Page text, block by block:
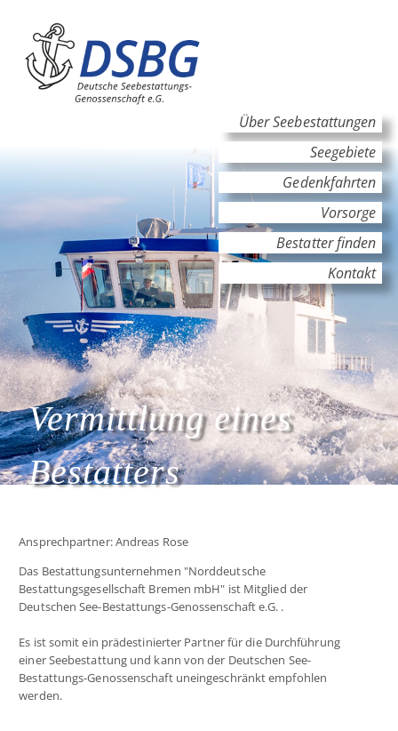
Hauptinhalt
Hauptnavigation
Über Seebestattungen
Seegebiete
Gedenkfahrten
Vorsorge
Bestatter finden
Kontakt
Vermittlung eines
Bestatters
Ansprechpartner: Andreas Rose
Das Bestattungsunternehmen "Norddeutsche
Bestattungsgesellschaft Bremen mbH" ist Mitglied der
Deutschen See-Bestattungs-Genossenschaft e.G. .
Es ist somit ein prädestinierter Partner für die Durchführung
einer Seebestattung und kann von der Deutschen See-
Bestattungs-Genossenschaft uneingeschränkt empfohlen
werden.